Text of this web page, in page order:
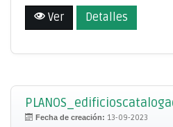
Ver Detalles
Fecha de creación: 13-09-2023